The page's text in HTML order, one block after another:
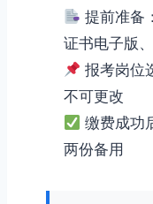
提前准备
证书电子版
报考岗位
不可更改
缴费成功
两份备用